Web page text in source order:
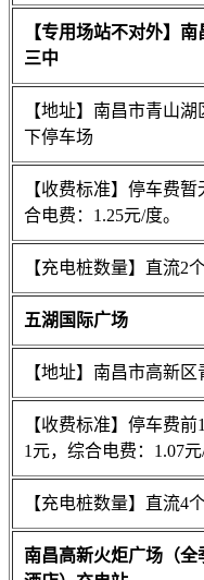
【专用场站不对外】南
三中
【地址】南昌市青山
下停车场
【收费标准】停车费
合电费：1.25元/度。
【充电桩数量】直流2
五湖国际广场
【地址】南昌市高新
【收费标准】停车费
1元，综合电费：1.07元/
【充电桩数量】直流4
南昌高新火炬广场（全